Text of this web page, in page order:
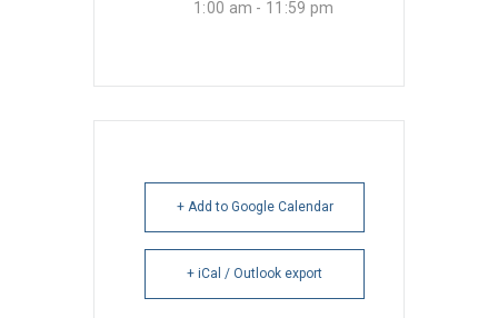
1:00 am - 11:59 pm
+ Add to Google Calendar
+ iCal / Outlook export